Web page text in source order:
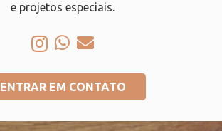
e projetos especiais.
ENTRAR EM CONTATO